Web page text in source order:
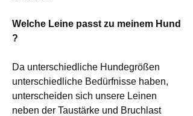
Welche Leine passt zu meinem Hund
?
Da unterschiedliche Hundegrößen
unterschiedliche Bedürfnisse haben,
unterscheiden sich unsere Leinen
neben der Taustärke und Bruchlast